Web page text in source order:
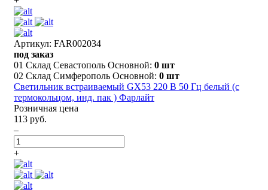
Артикул: FAR002034
под заказ
01 Склад Севастополь Основной: 0 шт
02 Склад Симферополь Основной: 0 шт
Светильник встраиваемый GX53 220 В 50 Гц белый (с
термокольцом, инд. пак ) Фарлайт
Розничная цена
113 руб.
–
+